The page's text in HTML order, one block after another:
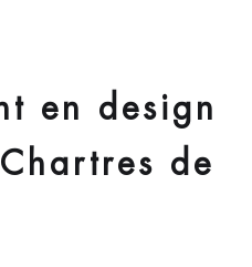
en design
de